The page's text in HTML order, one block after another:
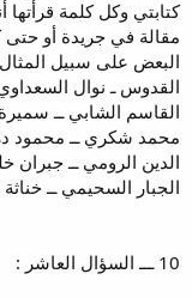
كتابتي وكل كلمة قرأتها
مقالة في جريدة أو
البعض على سبيل
القدوس ـ نوال السعداوي
القاسم الشابي ــ سميرة
محمد شكري ــ محمود
الدين الرومي ــ جبران
الجبار السحيمي ــ
10 ـــ السؤال العاشر :